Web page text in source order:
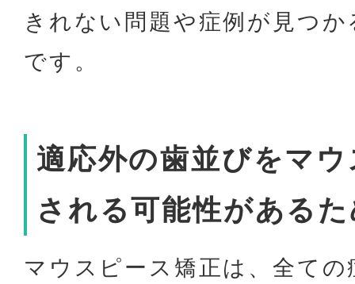
きれない問題や症例が見つ
です。
適応外の歯並びをマ
される可能性がある
マウスピース矯正は、全て